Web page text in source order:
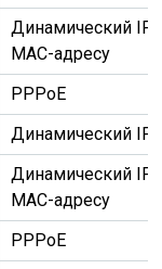
Динамический IP
MAC-адресу
PPPoE
Динамический IP
Динамический IP
MAC-адресу
PPPoE